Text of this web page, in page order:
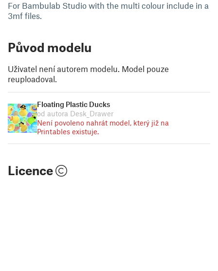
For Bambulab Studio with the multi colour include in a
3mf files.
Původ modelu
Uživatel není autorem modelu. Model pouze
reuploadoval.
Floating Plastic Ducks
od autora Desk_Drawer
Není povoleno nahrát model, který již na
Printables existuje.
Licence